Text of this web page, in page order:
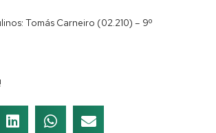
Tomás Carneiro (02.210) – 9º